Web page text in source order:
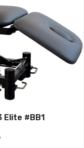
Elite #BB1